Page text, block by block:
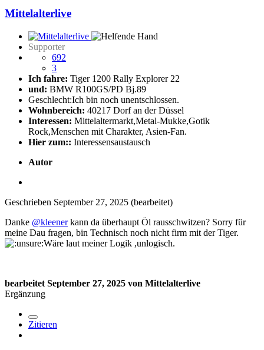
Mittelalterlive
Supporter
692
3
Ich fahre: Tiger 1200 Rally Explorer 22
und: BMW R100GS/PD Bj.89
Geschlecht:Ich bin noch unentschlossen.
Wohnbereich: 40217 Dorf an der Düssel
Interessen: Mittelaltermarkt,Metal-Mukke,Gotik
Rock,Menschen mit Charakter, Asien-Fan.
Hier zum:: Interessensaustausch
Autor
Geschrieben September 27, 2025 (bearbeitet)
Danke @kleenerkann da überhaupt Öl rausschwitzen? Sorry für
meine Dau fragen, bin Technisch noch nicht firm mit der Tiger.
Wäre laut meiner Logik ,unlogisch.
bearbeitet September 27, 2025 von Mittelalterlive
Ergänzung
Zitieren